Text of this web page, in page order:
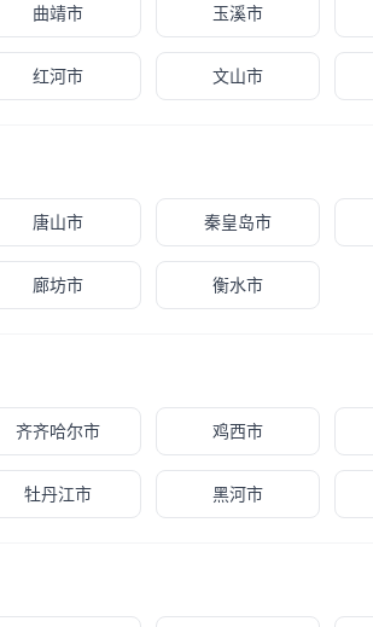
曲靖市 玉溪市
红河市 文山市
唐山市 秦皇岛市
廊坊市 衡水市
齐齐哈尔市 鸡西市
牡丹江市 黑河市